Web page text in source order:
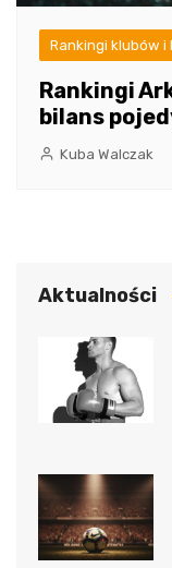
Rankingi klubów i
Rankingi
bilans
Kuba Walczak
Aktualności